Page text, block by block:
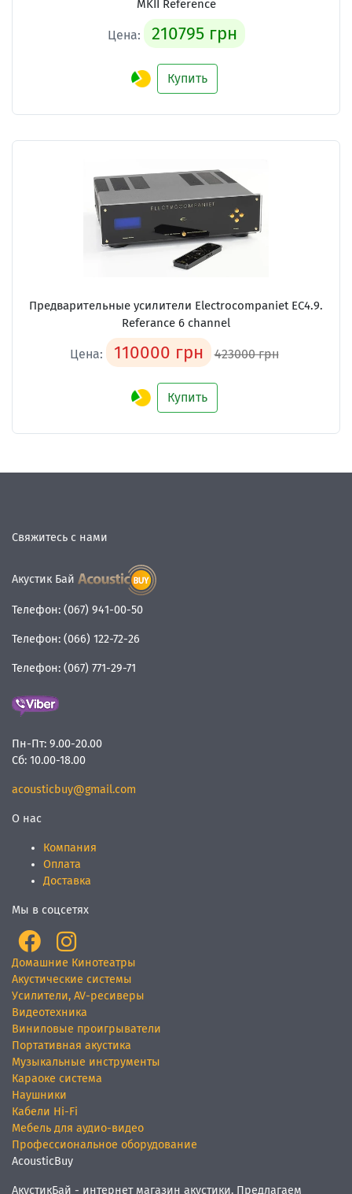
MKII Reference
Цена: 210795 грн
Купить
Предварительные усилители Electrocompaniet EC4.9.
Referance 6 channel
Цена: 110000 грн 423000 грн
Купить
Свяжитесь с нами
Акустик Бай
Телефон: (067) 941-00-50
Телефон: (066) 122-72-26
Телефон: (067) 771-29-71
Пн-Пт: 9.00-20.00
Сб: 10.00-18.00
acousticbuy@gmail.com
О нас
Компания
Оплата
Доставка
Мы в соцсетях
Домашние Кинотеатры
Акустические системы
Усилители, AV-ресиверы
Видеотехника
Виниловые проигрыватели
Портативная акустика
Музыкальные инструменты
Караоке система
Наушники
Кабели Hi-Fi
Мебель для аудио-видео
Профессиональное оборудование
AcousticBuy
АкустикБай - интернет магазин акустики. Предлагаем